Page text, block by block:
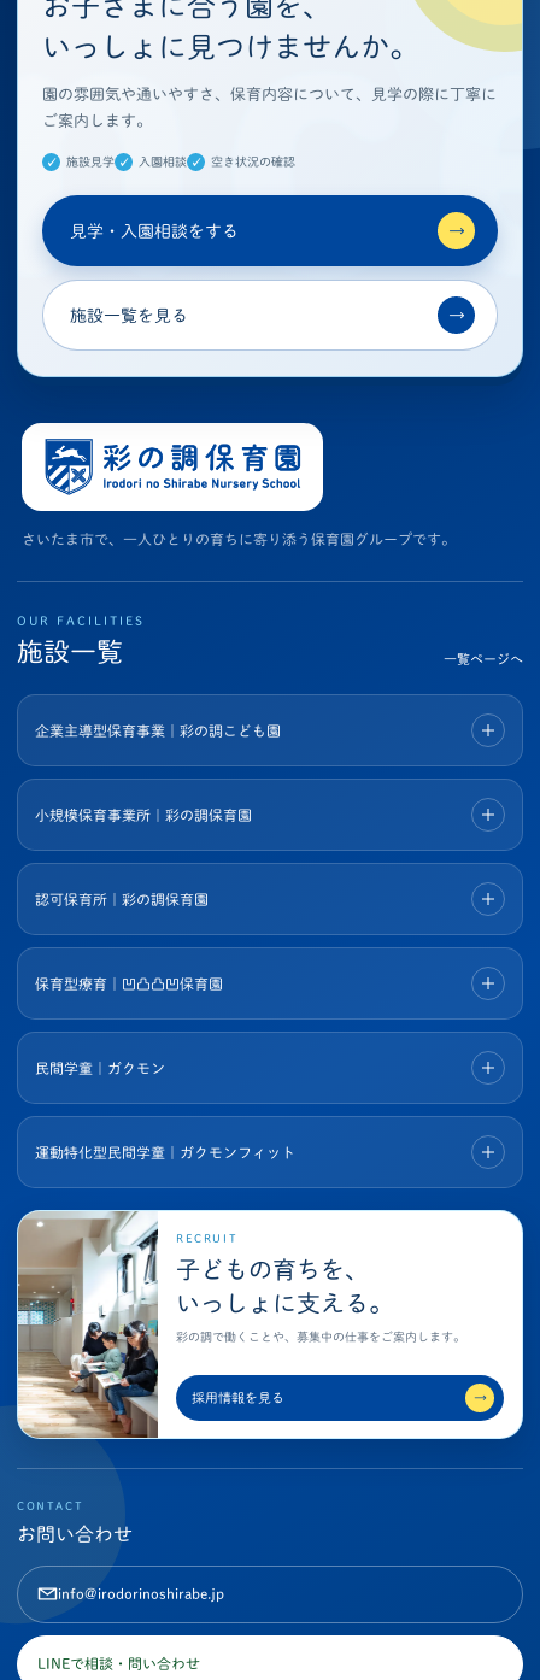
お子さまに合う園を、
いっしょに見つけませんか。
園の雰囲気や通いやすさ、保育内容について、見学の際に丁寧に
ご案内します。
施設見学 入園相談 空き状況の確認
見学・入園相談をする →
施設一覧を見る →
さいたま市で、一人ひとりの育ちに寄り添う保育園グループです。
OUR FACILITIES
施設一覧 一覧ページへ
企業主導型保育事業｜彩の調こども園
小規模保育事業所｜彩の調保育園
認可保育所｜彩の調保育園
保育型療育｜凹凸凸凹保育園
民間学童｜ガクモン
運動特化型民間学童｜ガクモンフィット
RECRUIT
子どもの育ちを、
いっしょに支える。
彩の調で働くことや、募集中の仕事をご案内します。
採用情報を見る →
CONTACT
お問い合わせ
info@irodorinoshirabe.jp
LINEで相談・問い合わせ